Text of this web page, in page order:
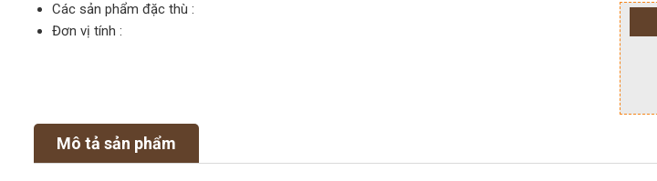
Các sản phẩm đặc thù :
Đơn vị tính :
Mô tả sản phẩm